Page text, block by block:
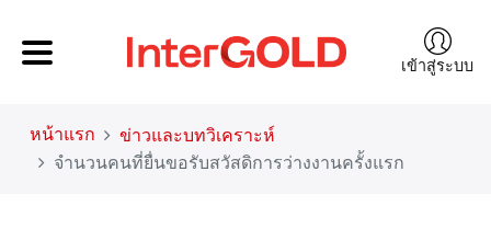
เข้าสู่ระบบ
หน้าแรก
ข่าวและบทวิเคราะห์
จำนวนคนที่ยื่นขอรับสวัสดิการว่างงานครั้งแรก